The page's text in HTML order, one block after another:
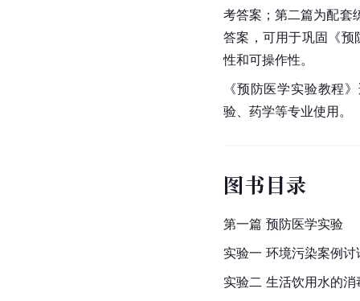
考答案；第二篇为配套
答案，可用于巩固《预
性和可操作性。
《预防医学实验教程
验、 药学等专业使用。
图书目录
第一篇 预防医学实验
实验一 环境污染案例讨
实验二 生活饮用水的消